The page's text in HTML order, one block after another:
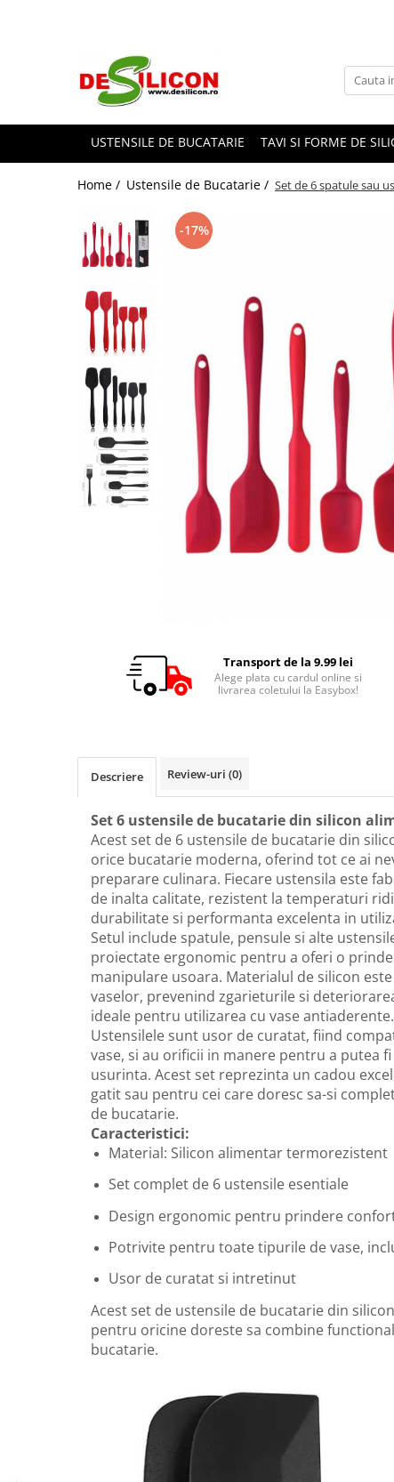
USTENSILE DE BUCATARIE TAVI SI FORME DE
Home / Ustensile de Bucatarie / Set de 6 spatule sau
-17%
Transport de la 9.99 lei
Alege plata cu cardul online si
livrarea coletului la Easybox!
Descriere Review-uri (0)
Set 6 ustensile de bucatarie din silicon
Acest set de 6 ustensile de bucatarie din
orice bucatarie moderna, oferind tot ce ai
preparare culinara. Fiecare ustensila este
de inalta calitate, rezistent la temperaturi
durabilitate si performanta excelenta in
Setul include spatule, pensule si alte
proiectate ergonomic pentru a oferi o
manipulare usoara. Materialul de silicon
vaselor, prevenind zgarieturile si
ideale pentru utilizarea cu vase antiaderente.
Ustensilele sunt usor de curatat, fiind
vase, si au orificii in manere pentru a putea
usurinta. Acest set reprezinta un cadou
gatit sau pentru cei care doresc sa-si
de bucatarie.
Caracteristici:
Material: Silicon alimentar termorezistent
Set complet de 6 ustensile esentiale
Design ergonomic pentru prindere
Potrivite pentru toate tipurile de vase,
Usor de curatat si intretinut
Acest set de ustensile de bucatarie din
pentru oricine doreste sa combine
bucatarie.